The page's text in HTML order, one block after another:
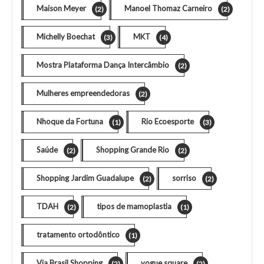
Maison Meyer (2) Manoel Thomaz Carneiro (2)
Michelly Boechat (3) MKT (4)
Mostra Plataforma Dança Intercâmbio (2)
Mulheres empreendedoras (2)
Nhoque da Fortuna (1) Rio Ecoesporte (3)
Saúde (2) Shopping Grande Rio (2)
Shopping Jardim Guadalupe (2) sorriso (2)
TDAH (2) tipos de mamoplastia (1)
tratamento ortodôntico (1)